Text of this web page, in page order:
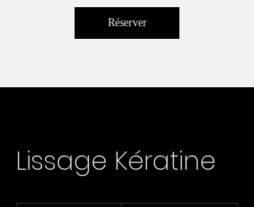
Réserver
Lissage Kératine